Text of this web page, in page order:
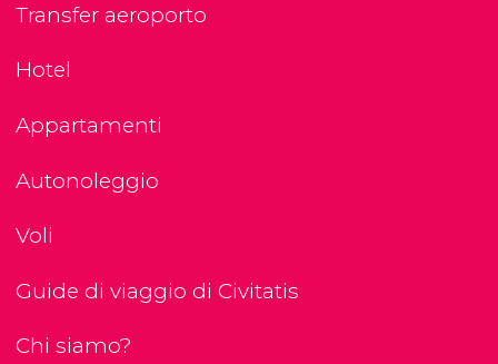
Transfer aeroporto
Hotel
Appartamenti
Autonoleggio
Voli
Guide di viaggio di Civitatis
Chi siamo?